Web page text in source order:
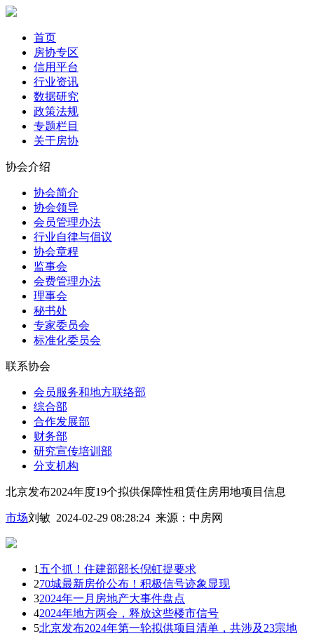
首页
房协专区
信用平台
行业资讯
数据研究
政策法规
专题栏目
关于房协
协会介绍
协会简介
协会领导
会员管理办法
行业自律与倡议
协会章程
监事会
会费管理办法
理事会
秘书处
专家委员会
标准化委员会
联系协会
会员服务和地方联络部
综合部
合作发展部
财务部
研究宣传培训部
分支机构
北京发布2024年度19个拟供保障性租赁住房用地项目信息
市场刘敏 2024-02-29 08:28:24 来源： 中房网
1 五个抓！住建部部长倪虹提要求
270城最新房价公布！积极信号迹象显现
32024年一月房地产大事件盘点
42024年地方两会，释放这些楼市信号
5北京发布2024年第一轮拟供项目清单，共涉及23宗地